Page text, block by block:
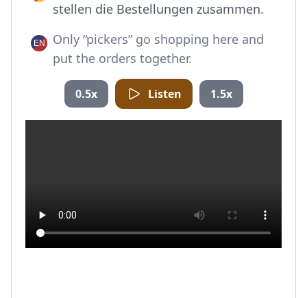
stellen die Bestellungen zusammen.
Only “pickers” go shopping here and
put the orders together.
0.5x Listen 1.5x